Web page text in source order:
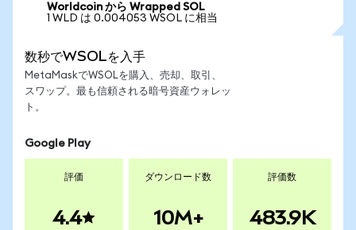
Worldcoin から Wrapped SOL
1 WLD は 0.004053 WSOL に相当
数秒でWSOLを入手
MetaMaskでWSOLを購入、売却、取引、
スワップ。最も信頼される暗号資産ウォレッ
ト。
Google Play
評価
4.4
ダウンロード数
10M+
評価数
483.9K